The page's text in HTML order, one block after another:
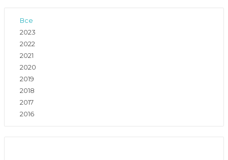
Все
2023
2022
2021
2020
2019
2018
2017
2016